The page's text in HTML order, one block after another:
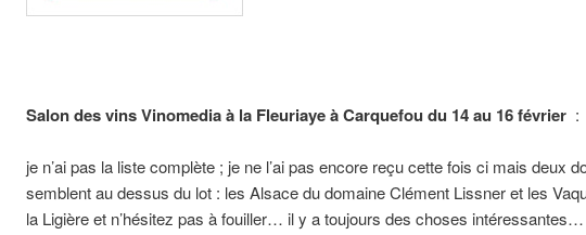
Salon des vins Vinomedia à la Fleuriaye à Carquefou du 14 au 16 février:
je n’ai pas la liste complète ; je ne l’ai pas encore reçu cette fois ci mais deux
semblent au dessus du lot : les Alsace du domaine Clément Lissner et les
la Ligière et n’hésitez pas à fouiller… il y a toujours des choses intéressantes…